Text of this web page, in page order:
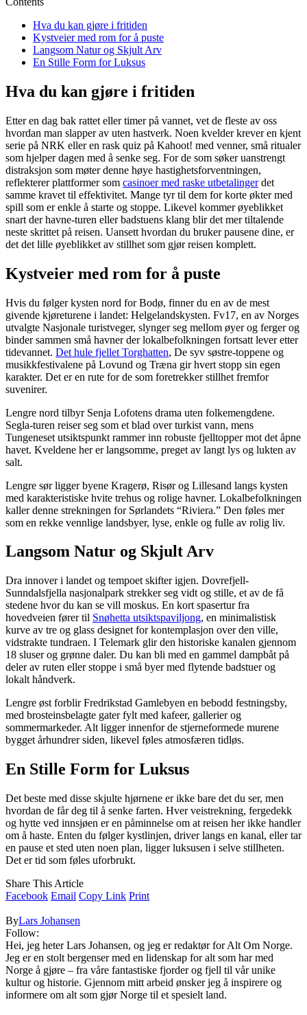
Hva du kan gjøre i fritiden
Kystveier med rom for å puste
Langsom Natur og Skjult Arv
En Stille Form for Luksus
Hva du kan gjøre i fritiden
Etter en dag bak rattet eller timer på vannet, vet de fleste av oss
hvordan man slapper av uten hastverk. Noen kvelder krever en kjent
serie på NRK eller en rask quiz på Kahoot! med venner, små ritualer
som hjelper dagen med å senke seg. For de som søker uanstrengt
distraksjon som møter denne høye hastighetsforventningen,
reflekterer plattformer som casinoer med raske utbetalingerdet
samme kravet til effektivitet. Mange tyr til dem for korte økter med
spill som er enkle å starte og stoppe. Likevel kommer øyeblikket
snart der havne-turen eller badstuens klang blir det mer tiltalende
neste skrittet på reisen. Uansett hvordan du bruker pausene dine, er
det det lille øyeblikket av stillhet som gjør reisen komplett.
Kystveier med rom for å puste
Hvis du følger kysten nord for Bodø, finner du en av de mest
givende kjøreturene i landet: Helgelandskysten. Fv17, en av Norges
utvalgte Nasjonale turistveger, slynger seg mellom øyer og ferger og
binder sammen små havner der lokalbefolkningen fortsatt lever etter
tidevannet. Det hule fjellet Torghatten, De syv søstre-toppene og
musikkfestivalene på Lovund og Træna gir hvert stopp sin egen
karakter. Det er en rute for de som foretrekker stillhet fremfor
suvenirer.
Lengre nord tilbyr Senja Lofotens drama uten folkemengdene.
Segla-turen reiser seg som et blad over turkist vann, mens
Tungeneset utsiktspunkt rammer inn robuste fjelltopper mot det åpne
havet. Kveldene her er langsomme, preget av langt lys og lukten av
salt.
Lengre sør ligger byene Kragerø, Risør og Lillesand langs kysten
med karakteristiske hvite trehus og rolige havner. Lokalbefolkningen
kaller denne strekningen for Sørlandets “Riviera.” Den føles mer
som en rekke vennlige landsbyer, lyse, enkle og fulle av rolig liv.
Langsom Natur og Skjult Arv
Dra innover i landet og tempoet skifter igjen. Dovrefjell-
Sunndalsfjella nasjonalpark strekker seg vidt og stille, et av de få
stedene hvor du kan se vill moskus. En kort spasertur fra
hovedveien fører til Snøhetta utsiktspaviljong, en minimalistisk
kurve av tre og glass designet for kontemplasjon over den ville,
vidstrakte tundraen. I Telemark glir den historiske kanalen gjennom
18 sluser og grønne daler. Du kan bli med en gammel dampbåt på
deler av ruten eller stoppe i små byer med flytende badstuer og
lokalt håndverk.
Lengre øst forblir Fredrikstad Gamlebyen en bebodd festningsby,
med brosteinsbelagte gater fylt med kafeer, gallerier og
sommermarkeder. Alt ligger innenfor de stjerneformede murene
bygget århundrer siden, likevel føles atmosfæren tidløs.
En Stille Form for Luksus
Det beste med disse skjulte hjørnene er ikke bare det du ser, men
hvordan de får deg til å senke farten. Hver veistrekning, fergedekk
og hytte ved innsjøen er en påminnelse om at reisen her ikke handler
om å haste. Enten du følger kystlinjen, driver langs en kanal, eller tar
en pause et sted uten noen plan, ligger luksusen i selve stillheten.
Det er tid som føles uforbrukt.
Share This Article
Facebook Email Copy Link Print
ByLars Johansen
Follow:
Hei, jeg heter Lars Johansen, og jeg er redaktør for Alt Om Norge.
Jeg er en stolt bergenser med en lidenskap for alt som har med
Norge å gjøre – fra våre fantastiske fjorder og fjell til vår unike
kultur og historie. Gjennom mitt arbeid ønsker jeg å inspirere og
informere om alt som gjør Norge til et spesielt land.